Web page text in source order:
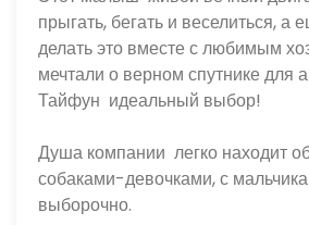
прыгать, бегать и веселиться, а
делать это вместе с любимым
мечтали о верном спутнике для
Тайфун  идеальный выбор!
Душа компании  легко находит
собаками-девочками, с
выборочно.